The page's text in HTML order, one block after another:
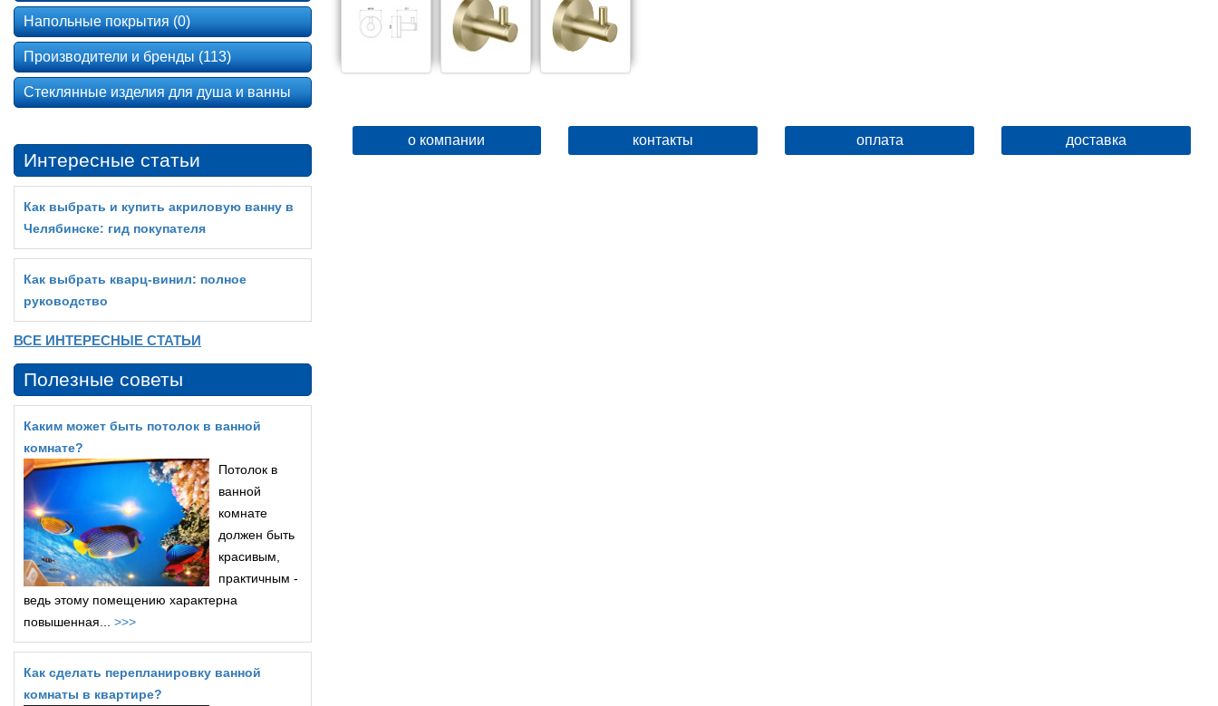
о компании контакты оплата доставка
Напольные покрытия (0)
Производители и бренды (113)
Стеклянные изделия для душа и ванны
Интересные статьи
Как выбрать и купить акриловую ванну в
Челябинске: гид покупателя
Как выбрать кварц‑винил: полное
руководство
ВСЕ ИНТЕРЕСНЫЕ СТАТЬИ
Полезные советы
Каким может быть потолок в ванной
комнате?
Потолок в
ванной
комнате
должен быть
красивым,
практичным -
ведь этому помещению характерна
повышенная... >>>
Как сделать перепланировку ванной
комнаты в квартире?